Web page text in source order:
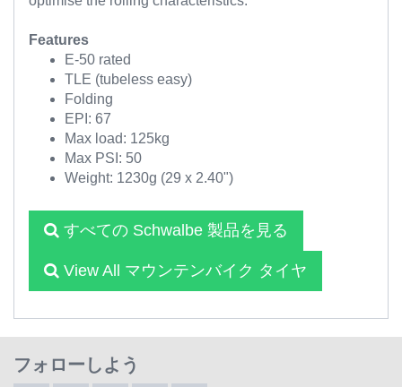
Features
E-50 rated
TLE (tubeless easy)
Folding
EPI: 67
Max load: 125kg
Max PSI: 50
Weight: 1230g (29 x 2.40")
すべての Schwalbe 製品を見る
View All マウンテンバイク タイヤ
フォローしよう